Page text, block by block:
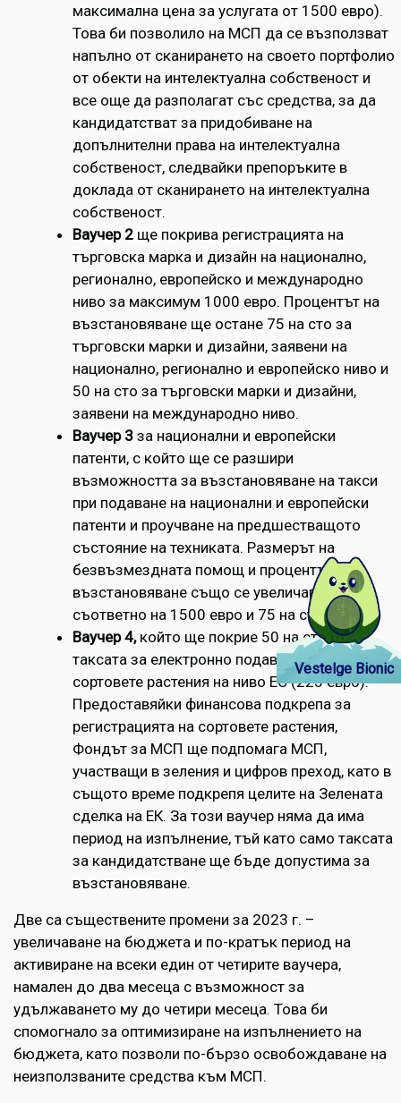
максимална цена за услугата от 1500 евро).
Това би позволило на МСП да се възползват
напълно от сканирането на своето портфолио
от обекти на интелектуална собственост и
все още да разполагат със средства, за да
кандидатстват за придобиване на
допълнителни права на интелектуална
собственост, следвайки препоръките в
доклада от сканирането на интелектуална
собственост.
Ваучер 2ще покрива регистрацията на
търговска марка и дизайн на национално,
регионално, европейско и международно
ниво за максимум 1000 евро. Процентът на
възстановяване ще остане 75 на сто за
търговски марки и дизайни, заявени на
национално, регионално и европейско ниво и
50 на сто за търговски марки и дизайни,
заявени на международно ниво.
Ваучер 3за национални и европейски
патенти, с който ще се разшири
възможността за възстановяване на такси
при подаване на национални и европейски
патенти и проучване на предшестващото
състояние на техниката. Размерът на
безвъзмездната помощ и процентът на
възстановяване също се увеличават
съответно на 1500 евро и 75 на сто.
Ваучер 4,който ще покрие 50 на сто от
таксата за електронно подаване на заявки за
сортовете растения на ниво ЕС (225 евро).
Предоставяйки финансова подкрепа за
регистрацията на сортовете растения,
Фондът за МСП ще подпомага МСП,
участващи в зеления и цифров преход, като в
същото време подкрепя целите на Зелената
сделка на ЕК. За този ваучер няма да има
период на изпълнение, тъй като само таксата
за кандидатстване ще бъде допустима за
възстановяване.
Две са съществените промени за 2023 г. –
увеличаване на бюджета и по-кратък период на
активиране на всеки един от четирите ваучера,
намален до два месеца с възможност за
удължаването му до четири месеца. Това би
спомогнало за оптимизиране на изпълнението на
бюджета, като позволи по-бързо освобождаване на
неизползваните средства към МСП.
Vestelge Bionic